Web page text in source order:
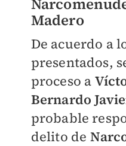
Madero
De acuerdo a
presentados,
proceso a
Bernardo
probable
delito de